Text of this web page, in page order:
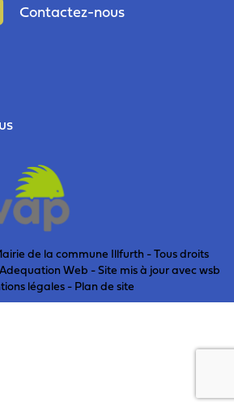
Contactez-nous
de la commune Illfurth - Tous droits
Web - Site mis à jour avecwsb
légales-Plan de site